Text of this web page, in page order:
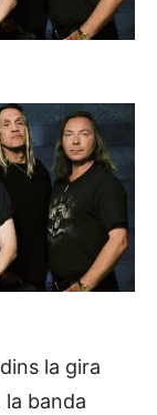
la gira
la banda